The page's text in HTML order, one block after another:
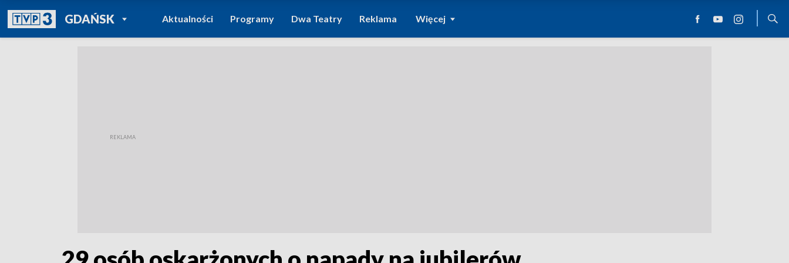
GDAŃSKPOWRÓT DO
TVP REGIONY
Aktualności Programy Dwa Teatry Reklama Więcej